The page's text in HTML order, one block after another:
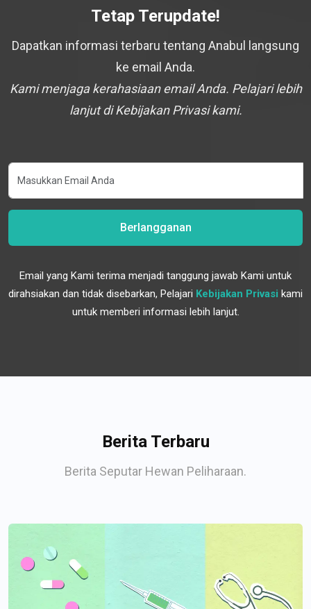
Tetap Terupdate!
Dapatkan informasi terbaru tentang Anabul langsung
ke email Anda.
Kami menjaga kerahasiaan email Anda. Pelajari lebih
lanjut di Kebijakan Privasi kami.
Berlangganan
Email yang Kami terima menjadi tanggung jawab Kami untuk
dirahsiakan dan tidak disebarkan, Pelajari Kebijakan Privasi kami
untuk memberi informasi lebih lanjut.
Berita Terbaru
Berita Seputar Hewan Peliharaan.